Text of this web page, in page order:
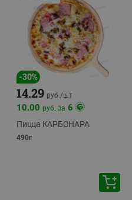
-30%
14.29 руб./шт
10.00 руб. за 6
Пицца КАРБОНАРА
490г